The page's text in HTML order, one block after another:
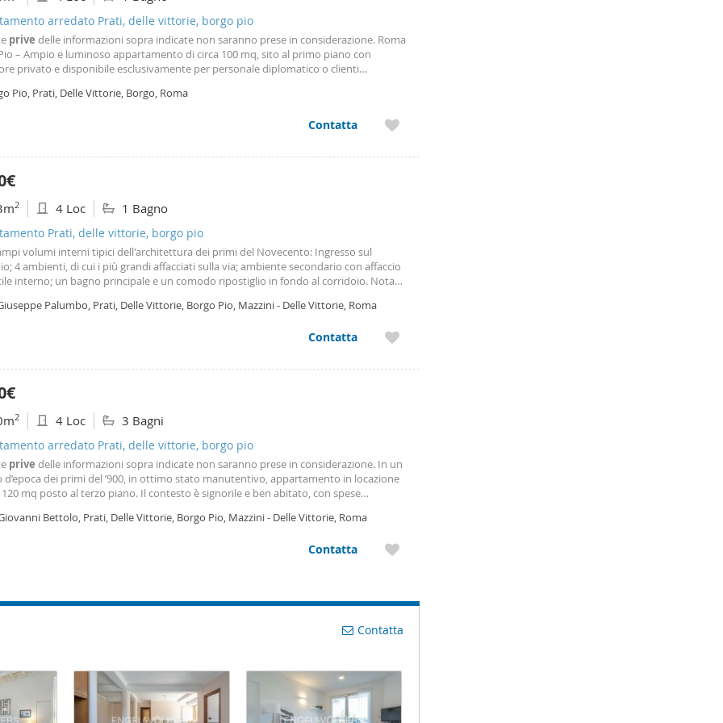
arredato Prati, delle vittorie, borgo pio
prive delle informazioni sopra indicate non saranno prese in considerazione. Roma
– Ampio e luminoso appartamento di circa 100 mq, sito al primo piano con
privato e disponibile esclusivamente per personale diplomatico o clienti
interno, ha un ottima illuminazione e
Pio, Prati, Delle Vittorie, Borgo, Roma
Contatta
2 4 Loc 1 Bagno
Prati, delle vittorie, borgo pio
volumi interni tipici dell'architettura dei primi del Novecento: Ingresso sul
4 ambienti, di cui i più grandi affacciati sulla via; ambiente secondario con affaccio
interno; un bagno principale e un comodo ripostiglio in fondo al corridoio. Nota
blocco cucina. èPalumbo, Prati, Delle Vittorie, Borgo Pio, Mazzini - Delle Vittorie, Roma
Contatta
2 4 Loc 3 Bagni
arredato Prati, delle vittorie, borgo pio
prive delle informazioni sopra indicate non saranno prese in considerazione. In un
d’epoca dei primi del ’900, in ottimo stato manutentivo, appartamento in locazione
mq posto al terzo piano. Il contesto è signorile e ben abitato, con spese
ognuno, senza compromessi. Un ampio
Bettolo, Prati, Delle Vittorie, Borgo Pio, Mazzini - Delle Vittorie, Roma
Contatta
Contatta